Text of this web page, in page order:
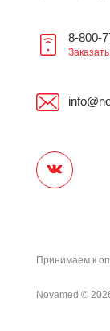
8-800-
Принимаем к
Novamed ©